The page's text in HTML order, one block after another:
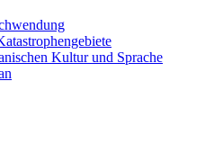
Kultur und Sprache